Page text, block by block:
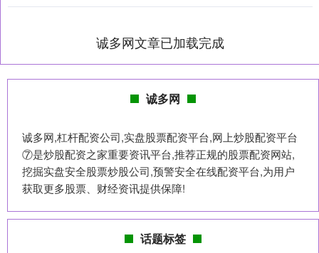
诚多网文章已加载完成
诚多网
诚多网,杠杆配资公司,实盘股票配资平台,网上炒股配资平台
⑦是炒股配资之家重要资讯平台,推荐正规的股票配资网站,
挖掘实盘安全股票炒股公司,预警安全在线配资平台,为用户
获取更多股票、财经资讯提供保障!
话题标签